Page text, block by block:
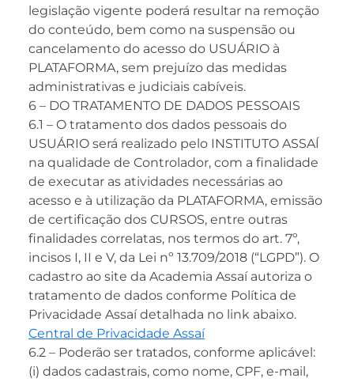
legislação vigente poderá resultar na remoção
do conteúdo, bem como na suspensão ou
cancelamento do acesso do USUÁRIO à
PLATAFORMA, sem prejuízo das medidas
administrativas e judiciais cabíveis.
6 – DO TRATAMENTO DE DADOS PESSOAIS
6.1 – O tratamento dos dados pessoais do
USUÁRIO será realizado pelo INSTITUTO ASSAÍ
na qualidade de Controlador, com a finalidade
de executar as atividades necessárias ao
acesso e à utilização da PLATAFORMA, emissão
de certificação dos CURSOS, entre outras
finalidades correlatas, nos termos do art. 7º,
incisos I, II e V, da Lei nº 13.709/2018 (“LGPD”). O
cadastro ao site da Academia Assaí autoriza o
tratamento de dados conforme Política de
Privacidade Assaí detalhada no link abaixo.
Central de Privacidade Assaí
6.2 – Poderão ser tratados, conforme aplicável:
(i) dados cadastrais, como nome, CPF, e-mail,